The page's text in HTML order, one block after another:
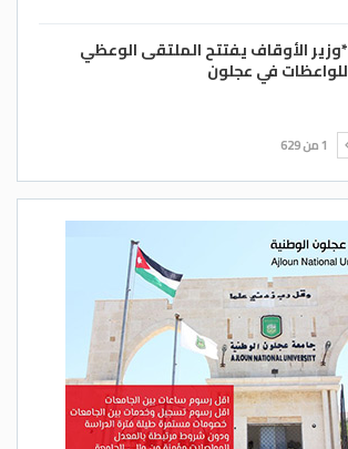
*وزير الأوقاف يفتتح الملتقى الوعظي
للواعظات في عجلون
1 من 629